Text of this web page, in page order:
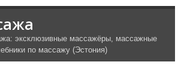
эксклюзивные массажёры, массажные
по массажу (Эстония)